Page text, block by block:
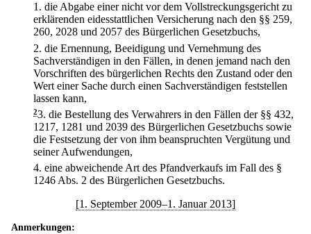
1. die Abgabe einer nicht vor dem Vollstreckungsgericht zu
erklärenden eidesstattlichen Versicherung nach den §§ 259,
260, 2028 und 2057 des Bürgerlichen Gesetzbuchs,
2. die Ernennung, Beeidigung und Vernehmung des
Sachverständigen in den Fällen, in denen jemand nach den
Vorschriften des bürgerlichen Rechts den Zustand oder den
Wert einer Sache durch einen Sachverständigen feststellen
lassen kann,
23. die Bestellung des Verwahrers in den Fällen der §§ 432,
1217, 1281 und 2039 des Bürgerlichen Gesetzbuchs sowie
die Festsetzung der von ihm beanspruchten Vergütung und
seiner Aufwendungen,
4. eine abweichende Art des Pfandverkaufs im Fall des §
1246 Abs. 2 des Bürgerlichen Gesetzbuchs.
[1. September 2009–1. Januar 2013]
Anmerkungen: